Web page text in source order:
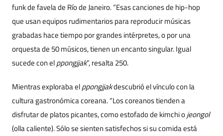
funk de favela de Río de Janeiro. “Esas canciones de hip-hop
que usan equipos rudimentarios para reproducir músicas
grabadas hace tiempo por grandes intérpretes, o por una
orquesta de 50 músicos, tienen un encanto singular. Igual
sucede con elppongjjak”, resalta 250.
Mientras exploraba elppongjjakdescubrió el vínculo con la
cultura gastronómica coreana. “Los coreanos tienden a
disfrutar de platos picantes, como estofado de kimchi ojeongol
(olla caliente). Sólo se sienten satisfechos si su comida está